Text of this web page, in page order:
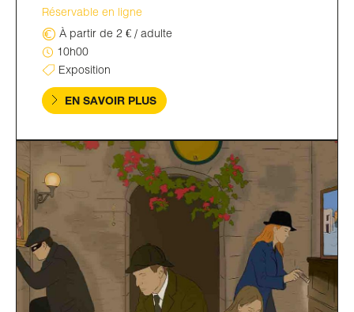
Réservable en ligne
À partir de 2 € / adulte
10h00
Exposition
EN SAVOIR PLUS